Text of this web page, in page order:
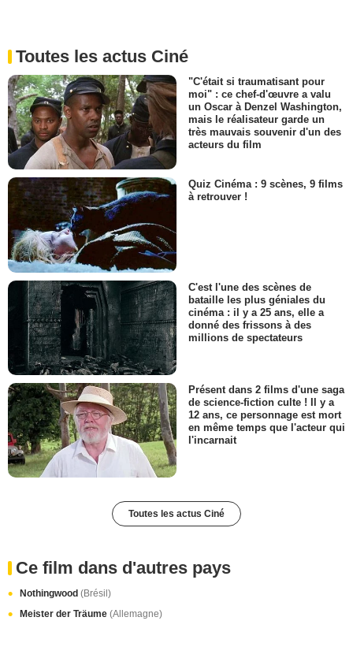
Toutes les actus Ciné
"C'était si traumatisant pour
moi" : ce chef-d'œuvre a valu
un Oscar à Denzel Washington,
mais le réalisateur garde un
très mauvais souvenir d'un des
acteurs du film
Quiz Cinéma : 9 scènes, 9 films
à retrouver !
C'est l'une des scènes de
bataille les plus géniales du
cinéma : il y a 25 ans, elle a
donné des frissons à des
millions de spectateurs
Présent dans 2 films d'une saga
de science-fiction culte ! Il y a
12 ans, ce personnage est mort
en même temps que l'acteur qui
l'incarnait
Toutes les actus Ciné
Ce film dans d'autres pays
Nothingwood (Brésil)
Meister der Träume (Allemagne)